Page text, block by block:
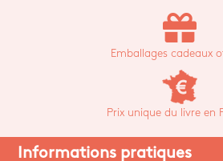
Emballages cadeaux
Prix unique du livre en
Informations pratiques